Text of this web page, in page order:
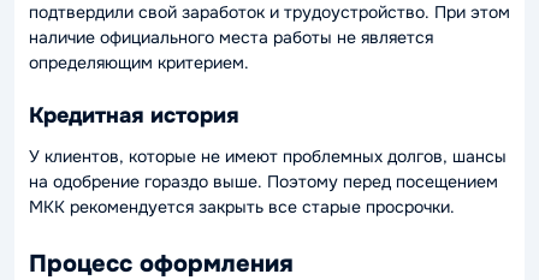
подтвердили свой заработок и трудоустройство. При этом
наличие официального места работы не является
определяющим критерием.
Кредитная история
У клиентов, которые не имеют проблемных долгов, шансы
на одобрение гораздо выше. Поэтому перед посещением
МКК рекомендуется закрыть все старые просрочки.
Процесс оформления